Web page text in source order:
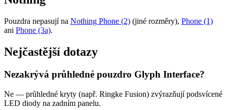
Pouzdra nepasují na Nothing Phone (2) (jiné rozměry), Phone (1)
ani Phone (3a).
Nejčastější dotazy
Nezakrývá průhledné pouzdro Glyph Interface?
Ne — průhledné kryty (např. Ringke Fusion) zvýrazňují podsvícené
LED diody na zadním panelu.